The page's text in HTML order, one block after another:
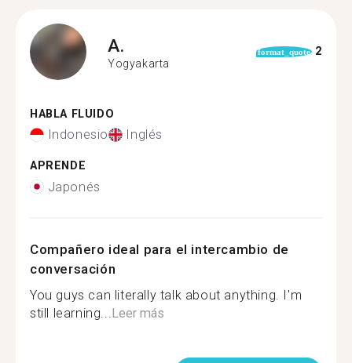
A.
Yogyakarta
format_quote 2
HABLA FLUIDO
Indonesio Inglés
APRENDE
Japonés
Compañero ideal para el intercambio de
conversación
You guys can literally talk about anything. I'm
still learning... Leer más